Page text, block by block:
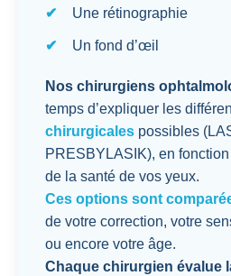
Une rétinographie
Un fond d’œil
Nos chirurgiens
temps d’expliquer les
chirurgicales possibles
PRESBYLASIK), en
de la santé de vos yeux.
Ces options sont
de votre correction, votre
ou encore votre âge.
Chaque chirurgien évalue